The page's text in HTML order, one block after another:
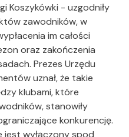
Koszykówki - uzgodniły
zawodników, w
im całości
oraz zakończenia
Prezes Urzędu
uznał, że takie
klubami, które
stanowiły
konkurencję.
jest wyłączony spod